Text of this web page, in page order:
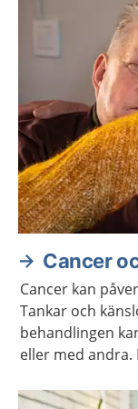
Cancer
Cancer kan
Tankar och
behandlingen
eller med andra.
lusten och